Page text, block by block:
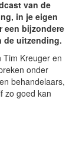
van de
in je eigen
een bijzondere
de uitzending.
Tim Kreuger en
onder
behandelaars,
zo goed kan